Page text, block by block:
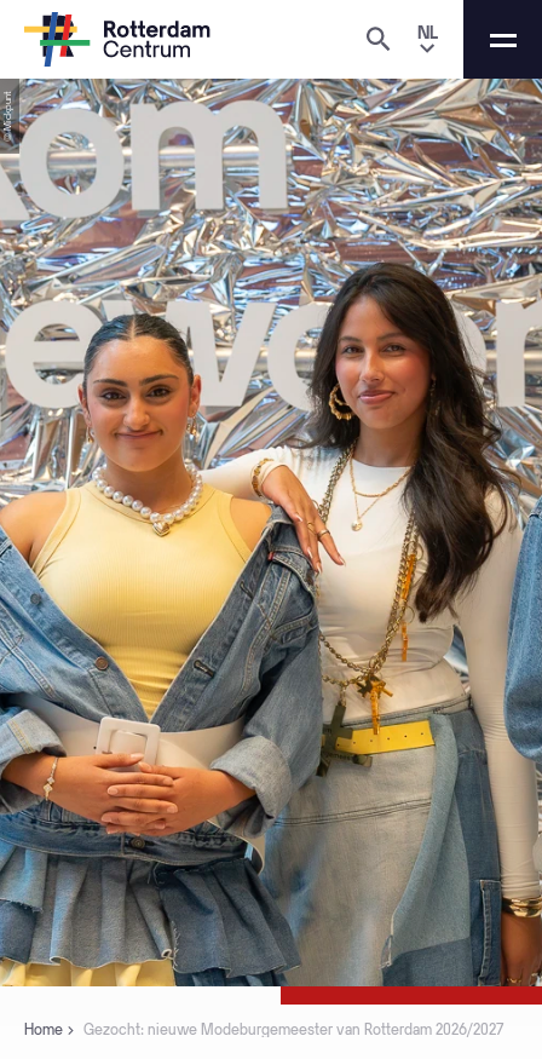
NL
Home Gezocht: nieuwe Modeburgemeester van Rotterdam 2026/2027
© Mickpunt